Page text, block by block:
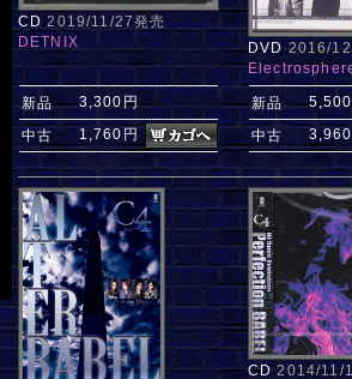
CD2019/11/27発売
DETNIX
DVD2016/
新品 3,300円
中古 1,760円
新品
中古
CD2014/11/